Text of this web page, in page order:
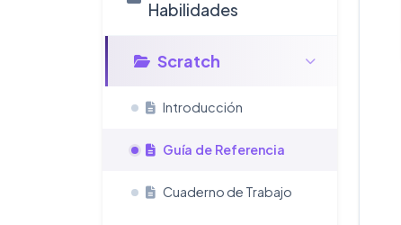
Habilidades
Scratch
Introducción
Guía de Referencia
Cuaderno de Trabajo